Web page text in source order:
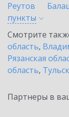
Реутов
пункты
Смотрите
область,
Рязанская
область,
Партнеры в